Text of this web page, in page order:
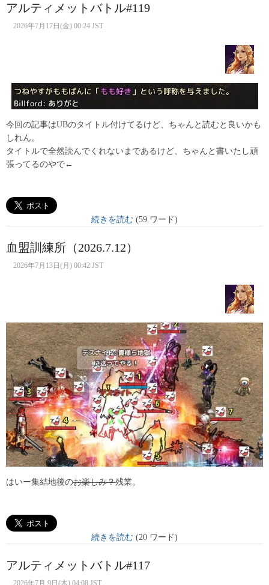
アルティメットバトル#119
2026年7月17日(金) 00:24 JST
今回の記事はUBのタイトル付けてるけど、ちゃんと読むと良いかも
しれん。
タイトルで全然読んでくれないまであるけど、ちゃんと書いたし頑
張ってるのやで←
続きを読む (59 ワード)
血盟訓練所（2026.7.12）
2026年7月13日(月) 00:42 JST
はいー集結地後のお楽しみ？残業。
続きを読む (20 ワード)
アルティメットバトル#117